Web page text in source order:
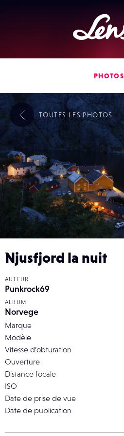
PHOTOS
Njusfjord la nuit
AUTEUR
Punkrock69
ALBUM
Norvege
Marque
Modèle
Vitesse d’obturation
Ouverture
Distance focale
ISO
Date de prise de vue
Date de publication
TOUTES LES PHOTOS